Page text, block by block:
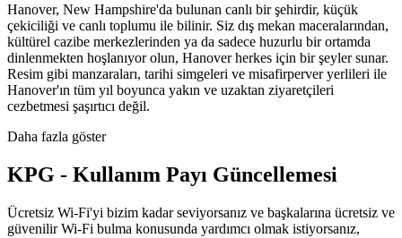
Hanover, New Hampshire'da bulunan canlı bir şehirdir, küçük
çekiciliği ve canlı toplumu ile bilinir. Siz dış mekan maceralarından,
kültürel cazibe merkezlerinden ya da sadece huzurlu bir ortamda
dinlenmekten hoşlanıyor olun, Hanover herkes için bir şeyler sunar.
Resim gibi manzaraları, tarihi simgeleri ve misafirperver yerlileri ile
Hanover'ın tüm yıl boyunca yakın ve uzaktan ziyaretçileri
cezbetmesi şaşırtıcı değil.
Daha fazla göster
KPG - Kullanım Payı Güncellemesi
Ücretsiz Wi-Fi'yi bizim kadar seviyorsanız ve başkalarına ücretsiz ve
güvenilir Wi-Fi bulma konusunda yardımcı olmak istiyorsanız,